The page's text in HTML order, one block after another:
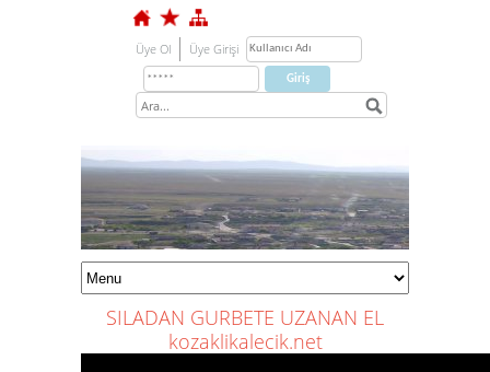
Üye Ol Üye Girişi
SILADAN GURBETE UZANAN EL
kozaklikalecik.net